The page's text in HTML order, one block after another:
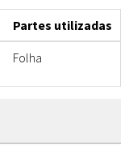
Partes utilizadas
Folha